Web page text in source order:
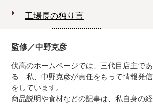
工場長の独り言
監修／中野克彦
伏高のホームページでは、三代目店主であ
る 私、中野克彦が責任をもって情報発信
をしています。
商品説明や食材などの記事は、私自身の経